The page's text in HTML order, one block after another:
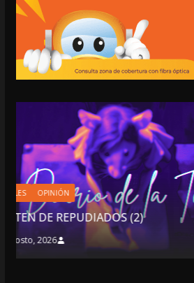
NACIONALES OPINIÓN
“NO VIVIMOS
LIBERTAD DE
DEMOCRACIA EN
DESPIDIÓ DE MVS
8 agosto, 2026